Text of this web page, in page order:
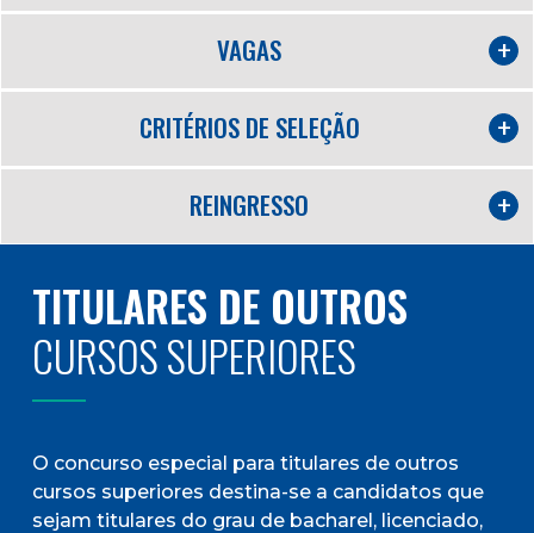
VAGAS
CRITÉRIOS DE SELEÇÃO
REINGRESSO
TITULARES DE OUTROS
CURSOS SUPERIORES
O concurso especial para titulares de outros
cursos superiores destina-se a candidatos que
sejam titulares do grau de bacharel, licenciado,